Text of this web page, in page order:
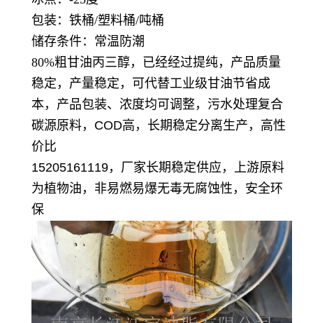
包装：铁桶/塑料桶/吨桶
储存条件：常温防潮
80%粗甘油丙三醇，已经经过提纯， 产品质量
稳定，产量稳定，可代替工业级甘油节省成
本，产品包装、浓度均可调整，污水处理复合
碳源原料，COD高，长期稳定分离生产，高性
价比
15205161119，厂家长期稳定供应，上游原料
为植物油，非易燃易爆无毒无腐蚀性，安全环
保